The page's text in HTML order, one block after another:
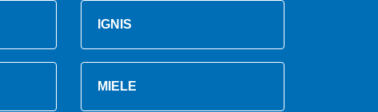
IGNIS
MIELE